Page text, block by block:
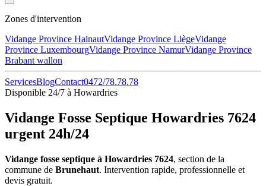
Zones d'intervention
Vidange Province HainautVidange Province LiègeVidange
Province LuxembourgVidange Province NamurVidange Province
Brabant wallon
ServicesBlogContact0472/78.78.78
Disponible 24/7 à Howardries
Vidange Fosse Septique Howardries 7624
urgent 24h/24
Vidange fosse septique à Howardries 7624, section de la
commune de Brunehaut. Intervention rapide, professionnelle et
devis gratuit.